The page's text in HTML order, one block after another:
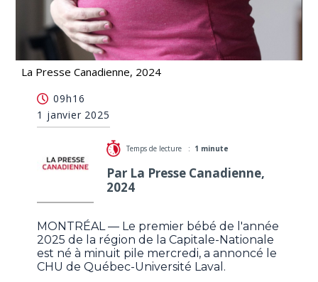
La Presse Canadienne, 2024
Capitale-Nationale est né
09h16
1 janvier 2025
Temps de lecture : 1 minute
Par La Presse Canadienne,
2024
MONTRÉAL — Le premier bébé de l'année
2025 de la région de la Capitale-Nationale
est né à minuit pile mercredi, a annoncé le
CHU de Québec-Université Laval.